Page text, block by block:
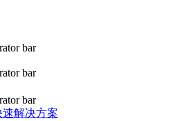
解决方案